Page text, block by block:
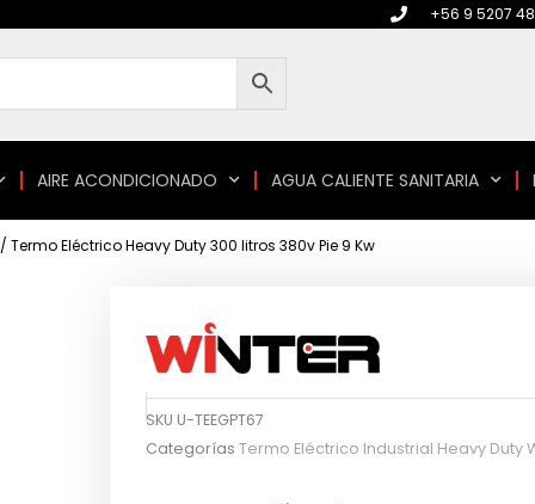
+56 9 5207
AIRE ACONDICIONADO AGUA CALIENTE SANITARIA
/ Termo Eléctrico Heavy Duty 300 litros 380v Pie 9 Kw
SKU U-TEEGPT67
Categorías Termo Eléctrico Industrial Heavy Duty